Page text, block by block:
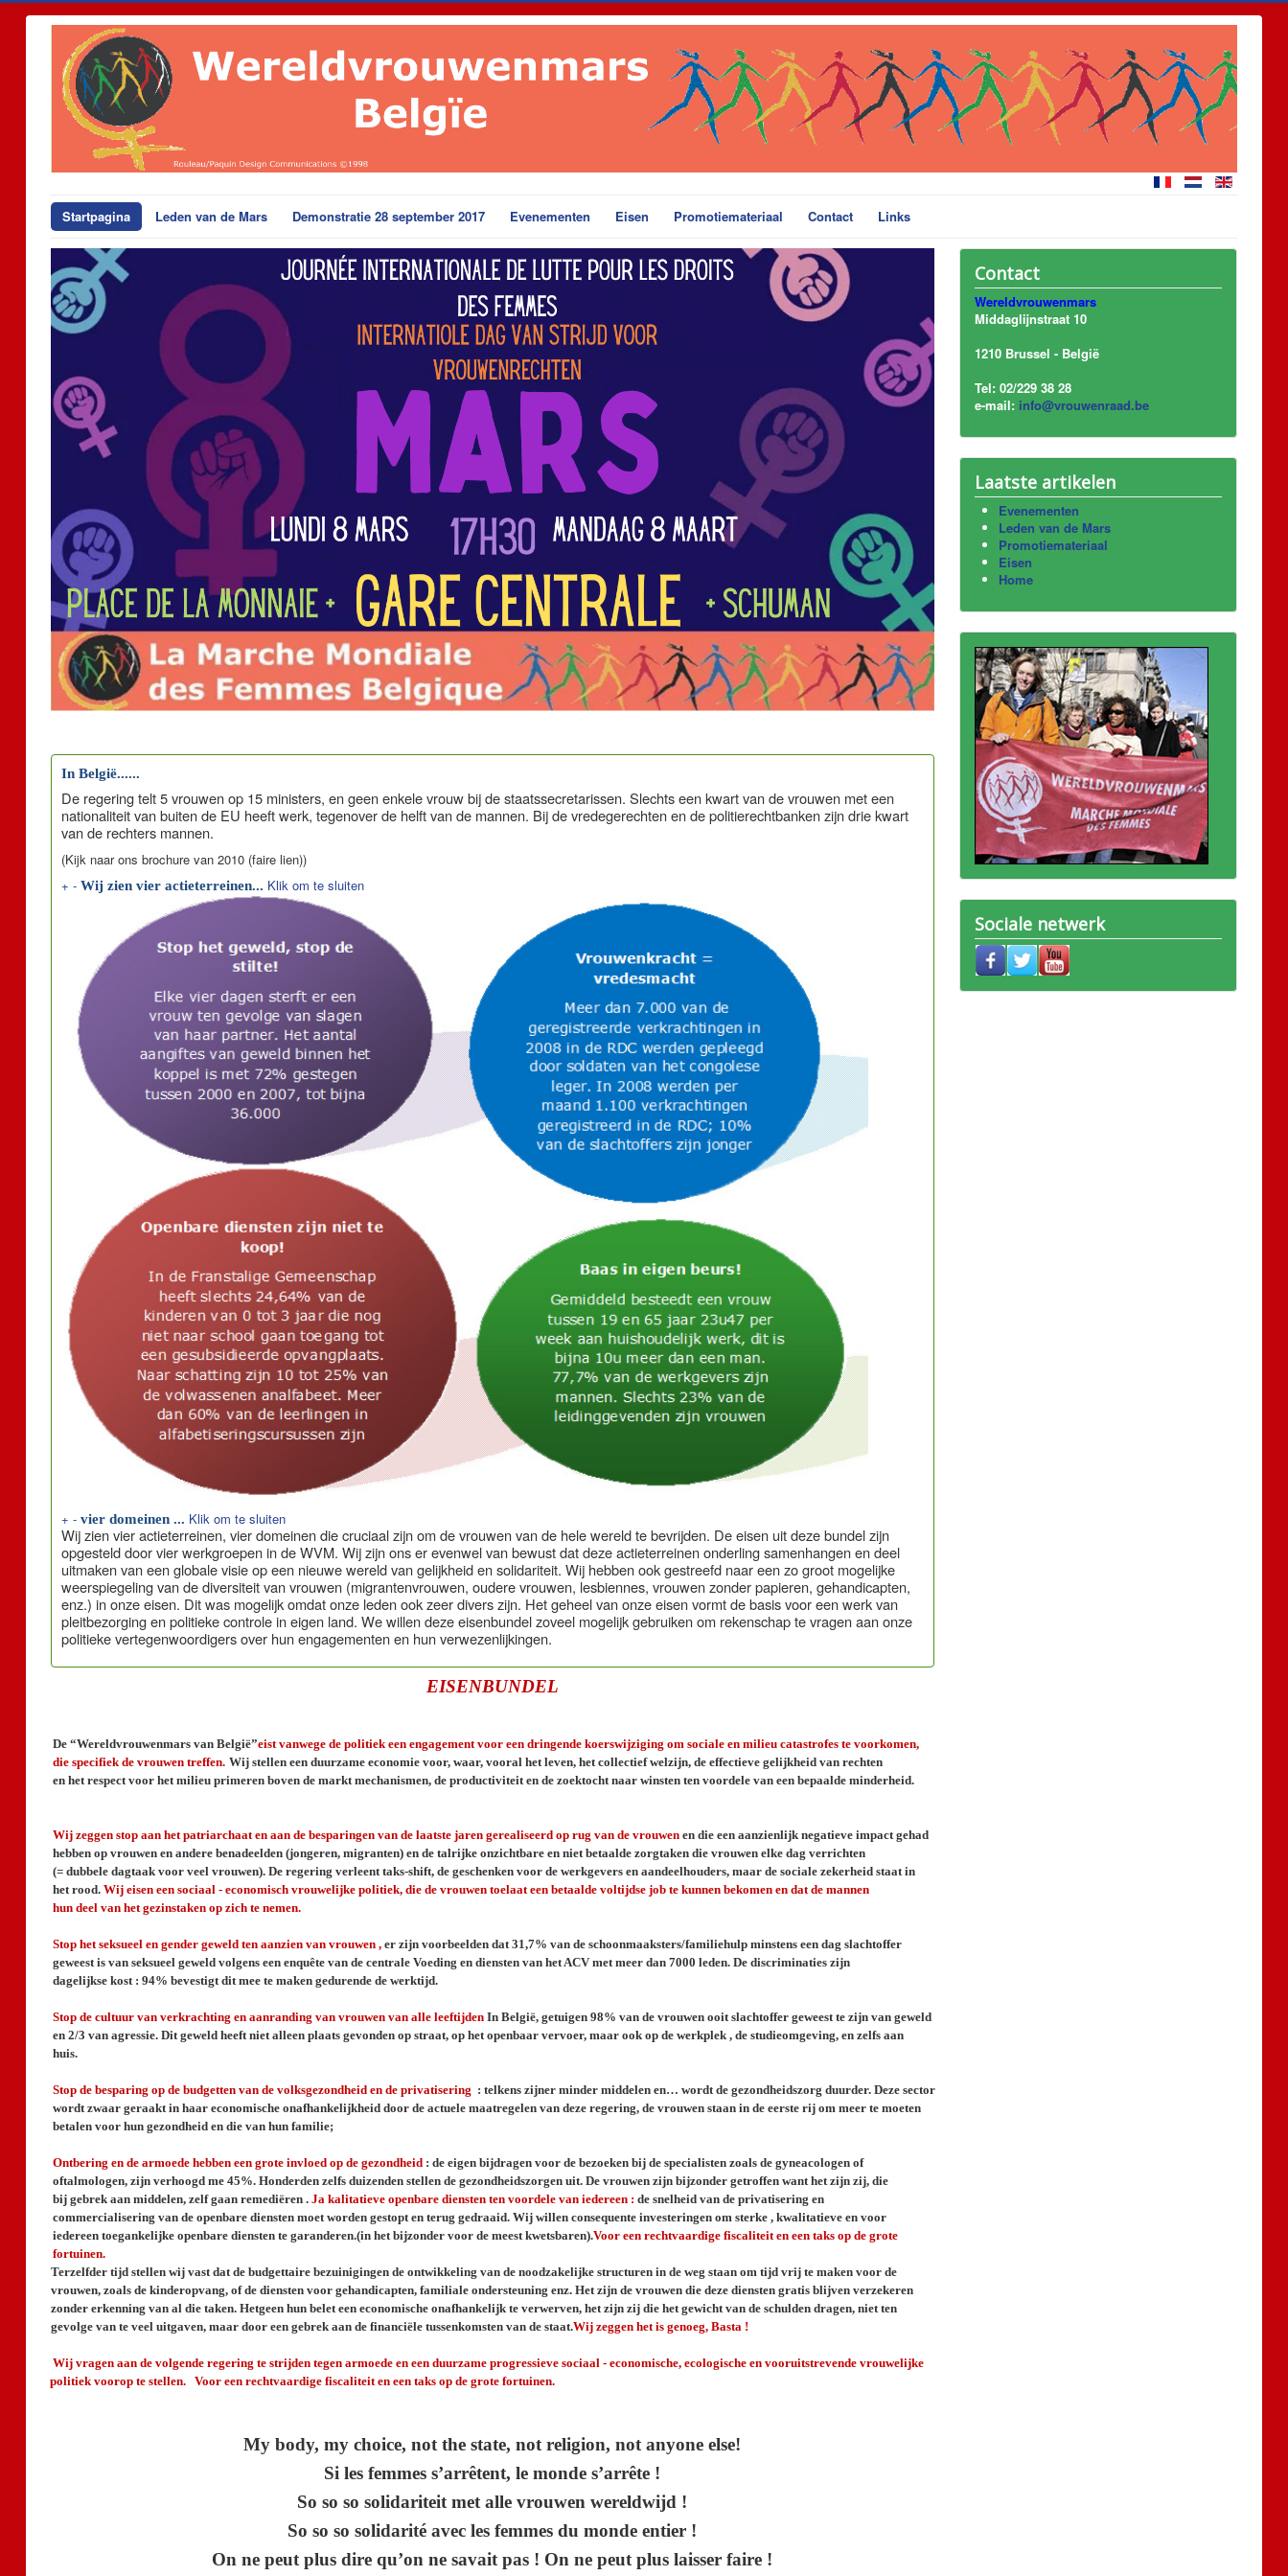
Startpagina Leden van de Mars Demonstratie 28 september 2017 Evenementen Eisen Promotiemateriaal Contact Links
In België......
De regering telt 5 vrouwen op 15 ministers, en geen enkele vrouw bij de staatssecretarissen. Slechts een kwart van de vrouwen met een
nationaliteit van buiten de EU heeft werk, tegenover de helft van de mannen. Bij de vredegerechten en de politierechtbanken zijn drie kwart
van de rechters mannen.
(Kijk naar ons brochure van 2010 (faire lien))
+ - Wij zien vier actieterreinen... Klik om te sluiten
+ - vier domeinen ... Klik om te sluiten
Wij zien vier actieterreinen, vier domeinen die cruciaal zijn om de vrouwen van de hele wereld te bevrijden. De eisen uit deze bundel zijn
opgesteld door vier werkgroepen in de WVM. Wij zijn ons er evenwel van bewust dat deze actieterreinen onderling samenhangen en deel
uitmaken van een globale visie op een nieuwe wereld van gelijkheid en solidariteit. Wij hebben ook gestreefd naar een zo groot mogelijke
weerspiegeling van de diversiteit van vrouwen (migrantenvrouwen, oudere vrouwen, lesbiennes, vrouwen zonder papieren, gehandicapten,
enz.) in onze eisen. Dit was mogelijk omdat onze leden ook zeer divers zijn. Het geheel van onze eisen vormt de basis voor een werk van
pleitbezorging en politieke controle in eigen land. We willen deze eisenbundel zoveel mogelijk gebruiken om rekenschap te vragen aan onze
politieke vertegenwoordigers over hun engagementen en hun verwezenlijkingen.
EISENBUNDEL
De “Wereldvrouwenmars van België”eist vanwege de politiek een engagement voor een dringende koerswijziging om sociale en milieu catastrofes te voorkomen,
die specifiek de vrouwen treffen. Wij stellen een duurzame economie voor, waar, vooral het leven, het collectief welzijn, de effectieve gelijkheid van rechten
en het respect voor het milieu primeren boven de markt mechanismen, de productiviteit en de zoektocht naar winsten ten voordele van een bepaalde minderheid.
Wij zeggen stop aan het patriarchaat en aan de besparingen van de laatste jaren gerealiseerd op rug van de vrouwen en die een aanzienlijk negatieve impact gehad
hebben op vrouwen en andere benadeelden (jongeren, migranten) en de talrijke onzichtbare en niet betaalde zorgtaken die vrouwen elke dag verrichten
(= dubbele dagtaak voor veel vrouwen). De regering verleent taks-shift, de geschenken voor de werkgevers en aandeelhouders, maar de sociale zekerheid staat in
het rood. Wij eisen een sociaal - economisch vrouwelijke politiek, die de vrouwen toelaat een betaalde voltijdse job te kunnen bekomen en dat de mannen
hun deel van het gezinstaken op zich te nemen.
Stop het seksueel en gender geweld ten aanzien van vrouwen , er zijn voorbeelden dat 31,7% van de schoonmaaksters/familiehulp minstens een dag slachtoffer
geweest is van seksueel geweld volgens een enquête van de centrale Voeding en diensten van het ACV met meer dan 7000 leden. De discriminaties zijn
dagelijkse kost : 94% bevestigt dit mee te maken gedurende de werktijd.
Stop de cultuur van verkrachting en aanranding van vrouwen van alle leeftijdenIn België, getuigen 98% van de vrouwen ooit slachtoffer geweest te zijn van geweld
en 2/3 van agressie. Dit geweld heeft niet alleen plaats gevonden op straat, op het openbaar vervoer, maar ook op de werkplek , de studieomgeving, en zelfs aan
huis.
Stop de besparing op de budgetten van de volksgezondheid en de privatisering : telkens zijner minder middelen en… wordt de gezondheidszorg duurder. Deze sector
wordt zwaar geraakt in haar economische onafhankelijkheid door de actuele maatregelen van deze regering, de vrouwen staan in de eerste rij om meer te moeten
betalen voor hun gezondheid en die van hun familie;
Ontbering en de armoede hebben een grote invloed op de gezondheid : de eigen bijdragen voor de bezoeken bij de specialisten zoals de gyneacologen of
oftalmologen, zijn verhoogd me 45%. Honderden zelfs duizenden stellen de gezondheidszorgen uit. De vrouwen zijn bijzonder getroffen want het zijn zij, die
bij gebrek aan middelen, zelf gaan remediëren . Ja kalitatieve openbare diensten ten voordele van iedereen : de snelheid van de privatisering en
commercialisering van de openbare diensten moet worden gestopt en terug gedraaid. Wij willen consequente investeringen om sterke , kwalitatieve en voor
iedereen toegankelijke openbare diensten te garanderen.(in het bijzonder voor de meest kwetsbaren).Voor een rechtvaardige fiscaliteit en een taks op de grote
fortuinen.
Terzelfder tijd stellen wij vast dat de budgettaire bezuinigingen de ontwikkeling van de noodzakelijke structuren in de weg staan om tijd vrij te maken voor de
vrouwen, zoals de kinderopvang, of de diensten voor gehandicapten, familiale ondersteuning enz. Het zijn de vrouwen die deze diensten gratis blijven verzekeren
zonder erkenning van al die taken. Hetgeen hun belet een economische onafhankelijk te verwerven, het zijn zij die het gewicht van de schulden dragen, niet ten
gevolge van te veel uitgaven, maar door een gebrek aan de financiële tussenkomsten van de staat.Wij zeggen het is genoeg, Basta !
Wij vragen aan de volgende regering te strijden tegen armoede en een duurzame progressieve sociaal - economische, ecologische en vooruitstrevende vrouwelijke
politiek voorop te stellen. Voor een rechtvaardige fiscaliteit en een taks op de grote fortuinen.
My body, my choice, not the state, not religion, not anyone else!
Si les femmes s’arrêtent, le monde s’arrête !
So so so solidariteit met alle vrouwen wereldwijd !
So so so solidarité avec les femmes du monde entier !
On ne peut plus dire qu’on ne savait pas ! On ne peut plus laisser faire !
Contact
Wereldvrouwenmars
Middaglijnstraat 10
1210 Brussel - België
Tel: 02/229 38 28
e-mail: info@vrouwenraad.be
Laatste artikelen
Evenementen
Leden van de Mars
Promotiemateriaal
Eisen
Home
Sociale netwerk